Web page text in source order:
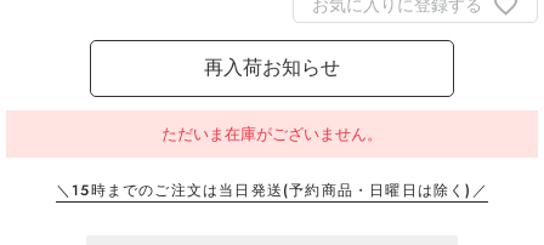
再入荷お知らせ
ただいま在庫がございません。
＼15時までのご注文は当日発送(予約商品・日曜日は除く)／